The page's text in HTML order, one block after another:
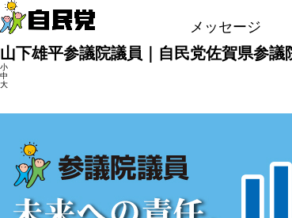
メッセージ
山下雄平参議院議員｜自民党佐賀県参議
小
中
大